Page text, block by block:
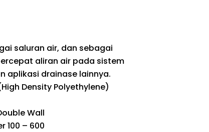
saluran air, dan sebagai
aliran air pada sistem
aplikasi drainase lainnya.
Density Polyethylene)
Wall
100 – 600